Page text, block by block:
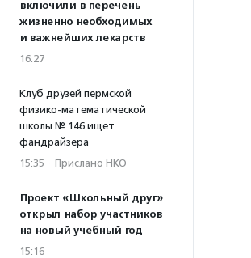
включили в перечень
жизненно необходимых
и важнейших лекарств
16:27
Клуб друзей пермской
физико-математической
школы № 146 ищет
фандрайзера
15:35 · Прислано НКО
Проект «Школьный друг»
открыл набор участников
на новый учебный год
15:16